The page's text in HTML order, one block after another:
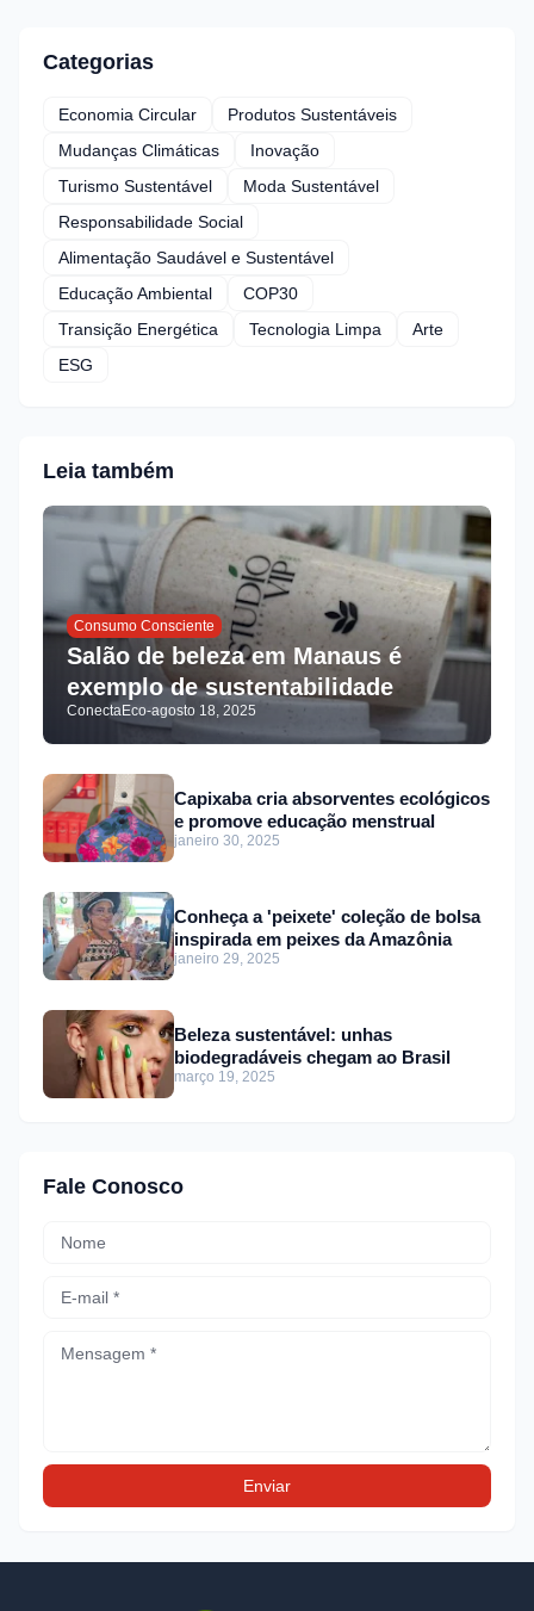
Categorias
Economia Circular
Produtos Sustentáveis
Mudanças Climáticas
Inovação
Turismo Sustentável
Moda Sustentável
Responsabilidade Social
Alimentação Saudável e Sustentável
Educação Ambiental
COP30
Transição Energética
Tecnologia Limpa
Arte
ESG
Leia também
Consumo Consciente
Salão de beleza em Manaus é
exemplo de sustentabilidade
ConectaEco-agosto 18, 2025
Capixaba cria absorventes ecológicos
e promove educação menstrual
janeiro 30, 2025
Conheça a 'peixete' coleção de bolsa
inspirada em peixes da Amazônia
janeiro 29, 2025
Beleza sustentável: unhas
biodegradáveis chegam ao Brasil
março 19, 2025
Fale Conosco